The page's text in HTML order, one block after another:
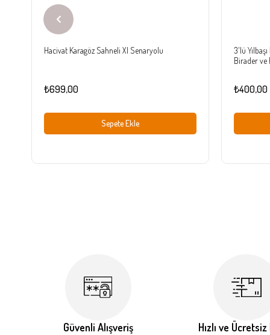
Hacivat Karagöz Sahneli Xl Senaryolu
₺699,00
Sepete Ekle
3'lü
Birader ve
₺400,00
Güvenli Alışveriş Hızlı ve